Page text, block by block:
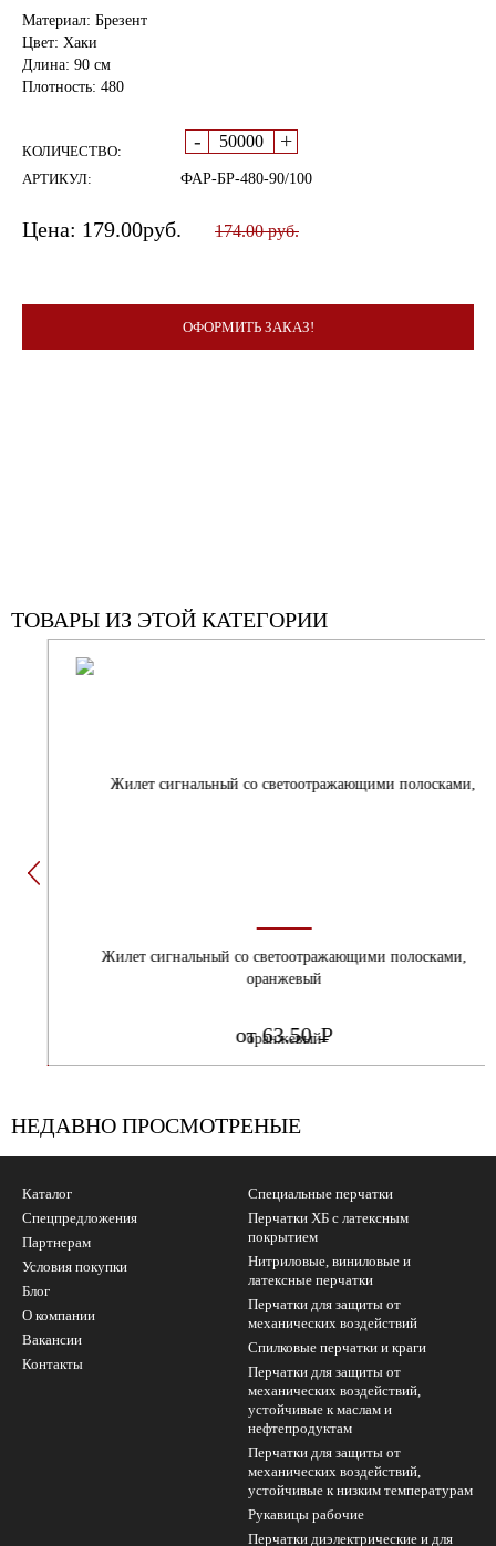
Материал: Брезент
Цвет: Хаки
Длина: 90 см
Плотность: 480
КОЛИЧЕСТВО: - +
АРТИКУЛ: ФАР-БР-480-90/100
Цена: 179.00руб. 174.00 руб.
ОФОРМИТЬ ЗАКАЗ!
ТОВАРЫ ИЗ ЭТОЙ КАТЕГОРИИ
Жилет сигнальный со светоотражающими полосками,
оранжевый
от 63.50Р
УБ.
НЕДАВНО ПРОСМОТРЕНЫЕ
Каталог
Спецпредложения
Партнерам
Условия покупки
Блог
О компании
Вакансии
Контакты
Специальные перчатки
Перчатки ХБ с латексным
покрытием
Нитриловые, виниловые и
латексные перчатки
Перчатки для защиты от
механических воздействий
Cпилковые перчатки и краги
Перчатки для защиты от
механических воздействий,
устойчивые к маслам и
нефтепродуктам
Перчатки для защиты от
механических воздействий,
устойчивые к низким температурам
Рукавицы рабочие
Перчатки диэлектрические и для